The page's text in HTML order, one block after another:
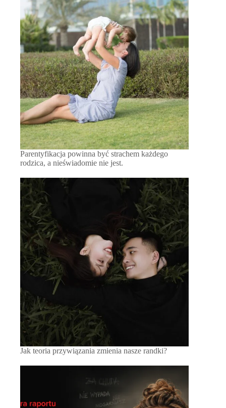
Parentyfikacja powinna być strachem każdego
rodzica, a nieświadomie nie jest.
Jak teoria przywiązania zmienia nasze randki?